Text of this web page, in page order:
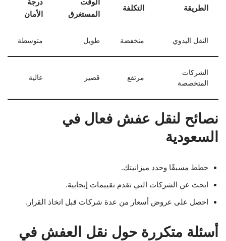
الطريقة التكلفة
الوقت
المستغرق
درجة
الأمان
النقل اليدوي منخفضة طويل متوسطة
الشركات
المتخصصة
مرتفع قصير عالية
نصائح لنقل عفش فعال في
السعودية
خطط مسبقًا وحدد ميزانيتك.
ابحث عن الشركات التي تقدم تقييمات إيجابية.
احصل على عروض أسعار من عدة شركات قبل اتخاذ القرار.
أسئلة متكررة حول نقل العفش في